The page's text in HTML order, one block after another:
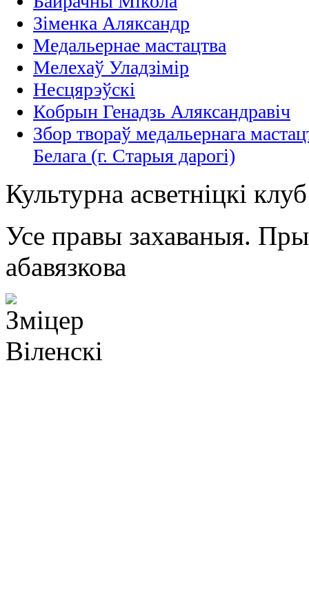
Зіменка Аляксандр
Медальернае мастацтва
Мелехаў Уладзімір
Несцярэўскі
Кобрын Генадзь Аляксандравіч
Збор твораў медальернага
Белага (г. Старыя дарогi)
Культурна асветнiцкi
Усе правы захаваныя.
абавязкова